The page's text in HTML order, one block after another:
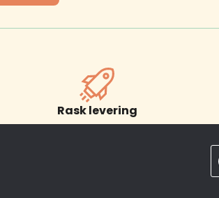
Rask levering